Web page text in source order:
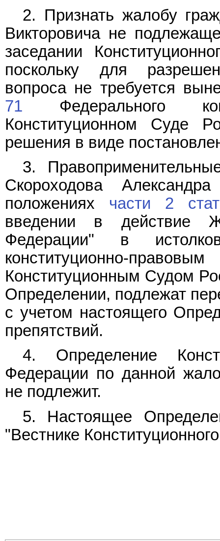
2. Признать жалобу
Викторовича не
заседании
поскольку для
вопроса не требуется
71 Федерального
Конституционном Суде
решения в виде
3.
Скороходова
положениях части 2
введении в действие
Федерации" в
конституционно-
Конституционным Судом
Определении, подлежат
с учетом настоящего
препятствий.
4. Определение
Федерации по данной
не подлежит.
5. Настоящее
"Вестнике